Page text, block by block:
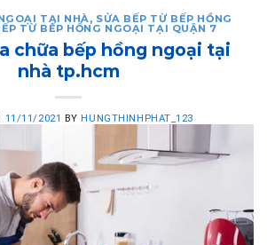
TẠI NHÀ, SỬA BẾP TỪ BẾP HỒNG
TỪ BẾP HỒNG NGOẠI TẠI QUẬN 7
chữa bếp hồng ngoại tại
nhà tp.hcm
11/11/2021 BY HUNGTHINHPHAT_123